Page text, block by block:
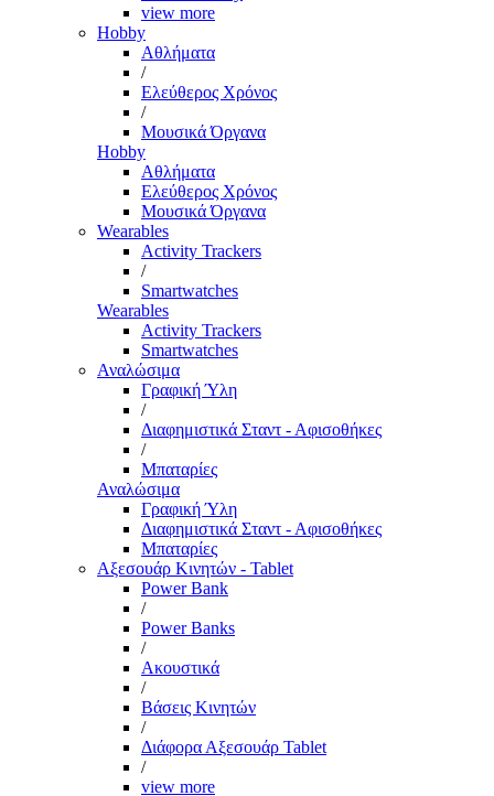
view more
Hobby
Αθλήματα
/
Ελεύθερος Χρόνος
/
Μουσικά Όργανα
Hobby
Αθλήματα
Ελεύθερος Χρόνος
Μουσικά Όργανα
Wearables
Activity Trackers
/
Smartwatches
Wearables
Activity Trackers
Smartwatches
Αναλώσιμα
Γραφική Ύλη
/
Διαφημιστικά Σταντ - Αφισοθήκες
/
Μπαταρίες
Αναλώσιμα
Γραφική Ύλη
Διαφημιστικά Σταντ - Αφισοθήκες
Μπαταρίες
Αξεσουάρ Κινητών - Tablet
Power Bank
/
Power Banks
/
Ακουστικά
/
Βάσεις Κινητών
/
Διάφορα Αξεσουάρ Tablet
/
view more